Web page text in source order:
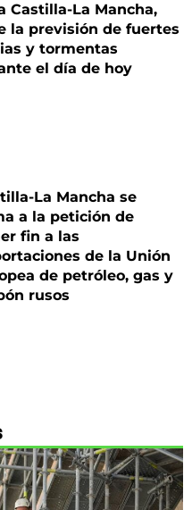
Castilla-La Mancha,
la previsión de fuertes
y tormentas
el día de hoy
La Mancha se
a la petición de
fin a las
de la Unión
de petróleo, gas y
rusos